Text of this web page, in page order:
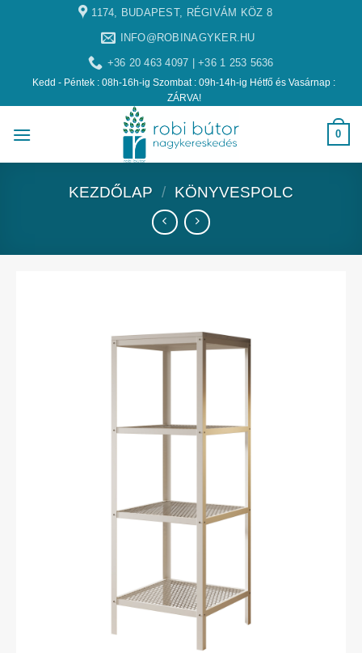
1174, BUDAPEST, RÉGIVÁM KÖZ 8
INFO@ROBINAGYKER.HU
+36 20 463 4097 | +36 1 253 5636
Kedd - Péntek : 08h-16h-ig Szombat : 09h-14h-ig Hétfő és Vasárnap :
ZÁRVA!
0
KEZDŐLAP / KÖNYVESPOLC